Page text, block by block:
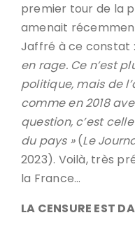
premier tour de la
amenait
Jaffré à ce constat :
en rage. Ce n’est
politique, mais de
comme en 2018
question, c’est
du pays »(Le
2023). Voilà, très
la France…
LA CENSURE EST